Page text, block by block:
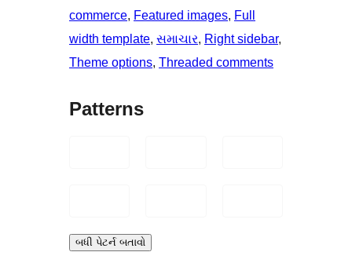
commerce, Featured images, Full
width template, સમાચાર, Right sidebar
Theme options, Threaded comments
Patterns
બધી પેટર્ન બતાવો